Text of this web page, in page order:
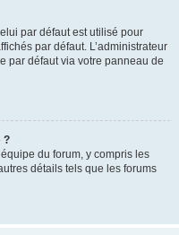
par défaut est utilisé pour
par défaut. L’administrateur
par défaut via votre panneau de
?
du forum, y compris les
détails tels que les forums